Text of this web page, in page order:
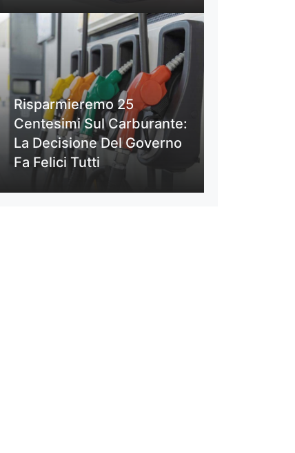
Risparmieremo 25
Centesimi Sul Carburante:
La Decisione Del Governo
Fa Felici Tutti